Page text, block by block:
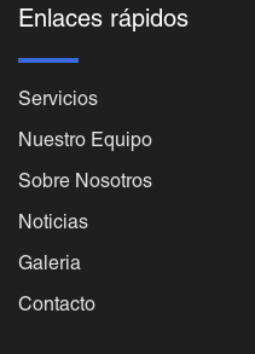
Enlaces rápidos
Servicios
Nuestro Equipo
Sobre Nosotros
Noticias
Galeria
Contacto